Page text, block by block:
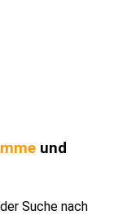
und
Suche nach